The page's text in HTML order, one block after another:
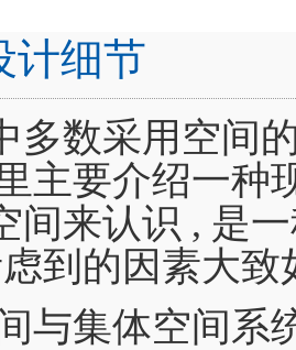
计细节
多数采用空间
主要介绍一种
间来认识 , 是
到的因素大致
与集体空间系